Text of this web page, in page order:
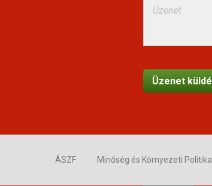
ÁSZF Minőség és Környezeti Politika